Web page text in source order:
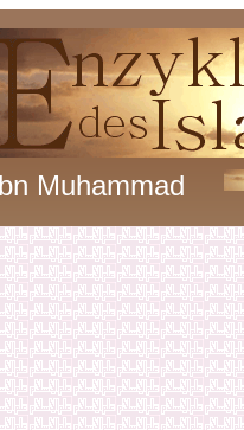
Muhammad